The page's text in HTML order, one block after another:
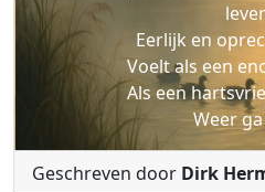
Eerlijk en
Voelt als een
Als een
Weer
Geschreven door Dirk